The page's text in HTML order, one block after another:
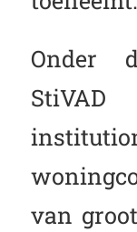
Onder
van